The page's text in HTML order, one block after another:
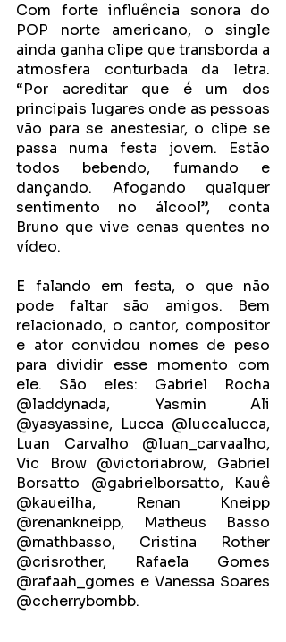
Com forte influência sonora do
POP norte americano, o single
ainda ganha clipe que transborda a
atmosfera conturbada da letra.
“Por acreditar que é um dos
principais lugares onde as pessoas
vão para se anestesiar, o clipe se
passa numa festa jovem. Estão
todos bebendo, fumando e
dançando. Afogando qualquer
sentimento no álcool”, conta
Bruno que vive cenas quentes no
vídeo.
E falando em festa, o que não
pode faltar são amigos. Bem
relacionado, o cantor, compositor
e ator convidou nomes de peso
para dividir esse momento com
ele. São eles: Gabriel Rocha
@laddynada, Yasmin Ali
@yasyassine, Lucca @luccalucca,
Luan Carvalho @luan_carvaalho,
Vic Brow @victoriabrow, Gabriel
Borsatto @gabrielborsatto, Kauê
@kaueilha, Renan Kneipp
@renankneipp, Matheus Basso
@mathbasso, Cristina Rother
@crisrother, Rafaela Gomes
@rafaah_gomes e Vanessa Soares
@ccherrybombb.